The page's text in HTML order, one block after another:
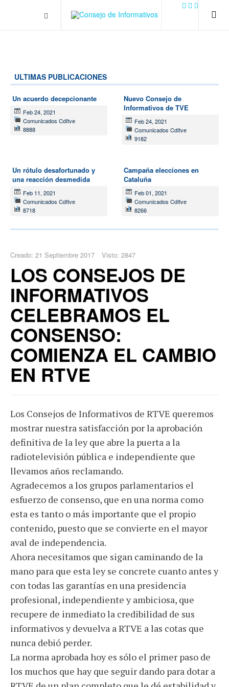
url('../../images/contact.png') 0 0 no-repeat; color: #eaeaea; padding:
ULTIMAS PUBLICACIONES
Un acuerdo decepcionante
Feb 24, 2021
Comunicados CdItve
8888
Nuevo Consejo de
Informativos de TVE
Feb 24, 2021
Comunicados CdItve
9182
Un rótulo desafortunado y
una reacción desmedida
Feb 11, 2021
Comunicados CdItve
8718
Campaña elecciones en
Cataluña
Feb 01, 2021
Comunicados CdItve
8266
Creado: 21 Septiembre 2017 Visto: 2847
LOS CONSEJOS DE
INFORMATIVOS
CELEBRAMOS EL
CONSENSO:
COMIENZA EL CAMBIO
EN RTVE
Los Consejos de Informativos de RTVE queremos
mostrar nuestra satisfacción por la aprobación
definitiva de la ley que abre la puerta a la
radiotelevisión pública e independiente que
llevamos años reclamando.
Agradecemos a los grupos parlamentarios el
esfuerzo de consenso, que en una norma como
esta es tanto o más importante que el propio
contenido, puesto que se convierte en el mayor
aval de independencia.
Ahora necesitamos que sigan caminando de la
mano para que esta ley se concrete cuanto antes y
con todas las garantías en una presidencia
profesional, independiente y ambiciosa, que
recupere de inmediato la credibilidad de sus
informativos y devuelva a RTVE a las cotas que
nunca debió perder.
La norma aprobada hoy es sólo el primer paso de
los muchos que hay que seguir dando para dotar a